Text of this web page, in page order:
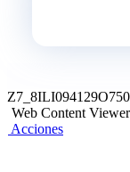
Web Content Viewer
Acciones